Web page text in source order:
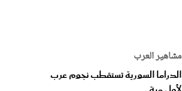
مشاهير العرب
الدراما السورية تستقطب نجوم عرب